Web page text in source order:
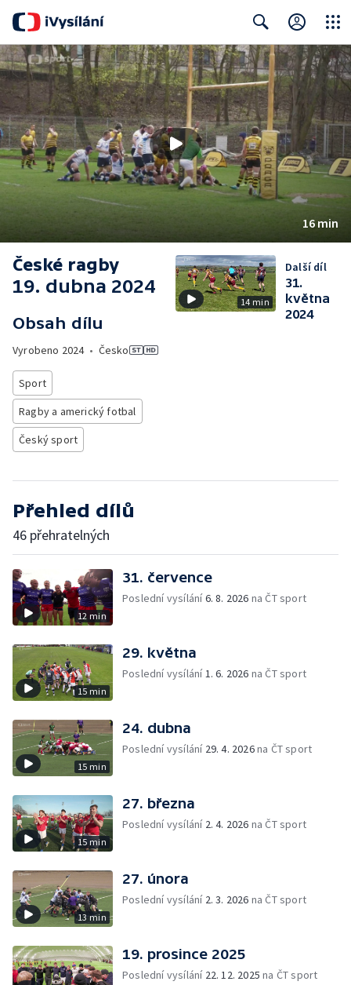
Search Close
16 min
České ragby
19. dubna 2024
Obsah dílu
Vyrobeno 2024• Česko
Sport
Ragby a americký fotbal
Český sport
14 min
Další díl
31.
května
2024
Přehled dílů
46 přehratelných
12 min
31. července
Poslední vysílání6. 8. 2026 na ČT sport
15 min
29. května
Poslední vysílání1. 6. 2026 na ČT sport
15 min
24. dubna
Poslední vysílání 29. 4. 2026na ČT sport
15 min
27. března
Poslední vysílání 2. 4. 2026 na ČT sport
13 min
27. února
Poslední vysílání 2. 3. 2026 na ČT sport
19. prosince 2025
Poslední vysílání 22. 12. 2025 na ČT sport